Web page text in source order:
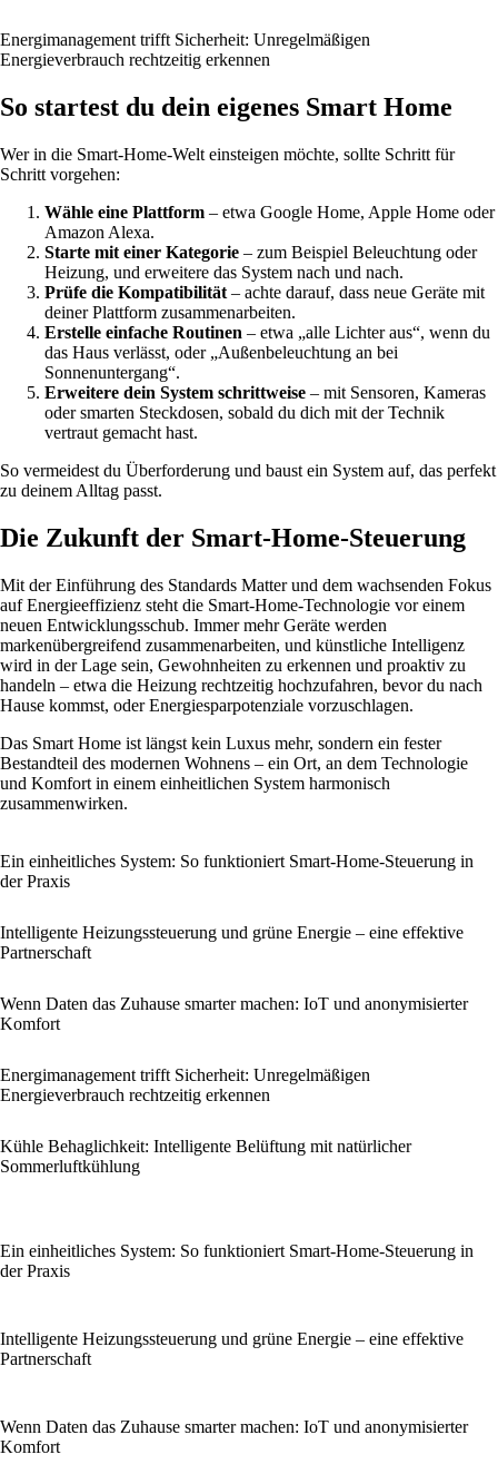
Energi­management trifft Sicherheit: Unregelmäßigen
Energieverbrauch rechtzeitig erkennen
So startest du dein eigenes Smart Home
Wer in die Smart-Home-Welt einsteigen möchte, sollte Schritt für
Schritt vorgehen:
Wähle eine Plattform – etwa Google Home, Apple Home oder
Amazon Alexa.
Starte mit einer Kategorie – zum Beispiel Beleuchtung oder
Heizung, und erweitere das System nach und nach.
Prüfe die Kompatibilität – achte darauf, dass neue Geräte mit
deiner Plattform zusammenarbeiten.
Erstelle einfache Routinen – etwa „alle Lichter aus“, wenn du
das Haus verlässt, oder „Außenbeleuchtung an bei
Sonnenuntergang“.
Erweitere dein System schrittweise – mit Sensoren, Kameras
oder smarten Steckdosen, sobald du dich mit der Technik
vertraut gemacht hast.
So vermeidest du Überforderung und baust ein System auf, das perfekt
zu deinem Alltag passt.
Die Zukunft der Smart-Home-Steuerung
Mit der Einführung des Standards Matter und dem wachsenden Fokus
auf Energieeffizienz steht die Smart-Home-Technologie vor einem
neuen Entwicklungsschub. Immer mehr Geräte werden
markenübergreifend zusammenarbeiten, und künstliche Intelligenz
wird in der Lage sein, Gewohnheiten zu erkennen und proaktiv zu
handeln – etwa die Heizung rechtzeitig hochzufahren, bevor du nach
Hause kommst, oder Energiesparpotenziale vorzuschlagen.
Das Smart Home ist längst kein Luxus mehr, sondern ein fester
Bestandteil des modernen Wohnens – ein Ort, an dem Technologie
und Komfort in einem einheitlichen System harmonisch
zusammenwirken.
Ein einheitliches System: So funktioniert Smart-Home-Steuerung in
der Praxis
Intelligente Heizungssteuerung und grüne Energie – eine effektive
Partnerschaft
Wenn Daten das Zuhause smarter machen: IoT und anonymisierter
Komfort
Energi­management trifft Sicherheit: Unregelmäßigen
Energieverbrauch rechtzeitig erkennen
Kühle Behaglichkeit: Intelligente Belüftung mit natürlicher
Sommerluftkühlung
Ein einheitliches System: So funktioniert Smart-Home-Steuerung in
der Praxis
Intelligente Heizungssteuerung und grüne Energie – eine effektive
Partnerschaft
Wenn Daten das Zuhause smarter machen: IoT und anonymisierter
Komfort